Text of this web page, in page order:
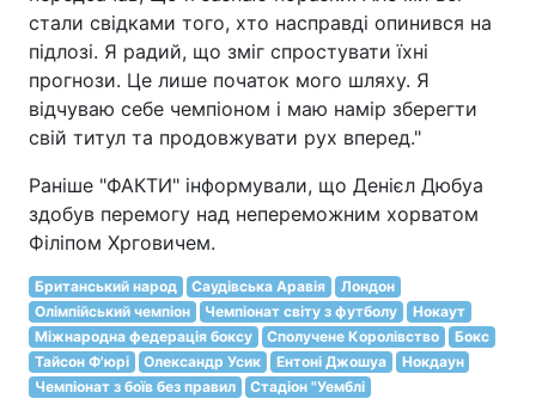
стали свідками того, хто насправді опинився на
підлозі. Я радий, що зміг спростувати їхні
прогнози. Це лише початок мого шляху. Я
відчуваю себе чемпіоном і маю намір зберегти
свій титул та продовжувати рух вперед."
Раніше "ФАКТИ" інформували, що Денієл Дюбуа
здобув перемогу над непереможним хорватом
Філіпом Хрговичем.
Британський народ Саудівська Аравія
Лондон
Олімпійський чемпіон
Чемпіонат світу з футболу
Нокаут
Міжнародна федерація боксу
Сполучене Королівство
Бокс
Тайсон Ф'юрі
Олександр Усик Ентоні Джошуа
Нокдаун
Чемпіонат з боїв без правил
Стадіон "Уемблі